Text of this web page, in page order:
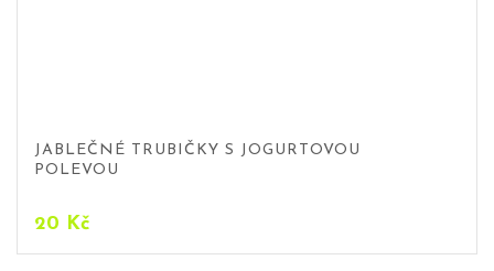
JABLEČNÉ TRUBIČKY S JOGURTOVOU
POLEVOU
20 Kč